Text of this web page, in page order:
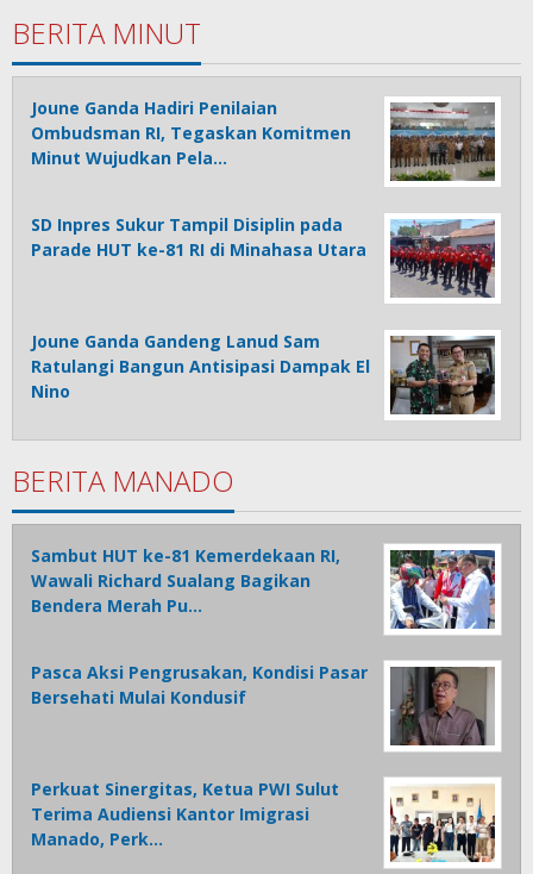
BERITA MINUT
Joune Ganda Hadiri Penilaian
Ombudsman RI, Tegaskan Komitmen
Minut Wujudkan Pela…
SD Inpres Sukur Tampil Disiplin pada
Parade HUT ke-81 RI di Minahasa Utara
Joune Ganda Gandeng Lanud Sam
Ratulangi Bangun Antisipasi Dampak El
Nino
BERITA MANADO
Sambut HUT ke-81 Kemerdekaan RI,
Wawali Richard Sualang Bagikan
Bendera Merah Pu…
Pasca Aksi Pengrusakan, Kondisi Pasar
Bersehati Mulai Kondusif
Perkuat Sinergitas, Ketua PWI Sulut
Terima Audiensi Kantor Imigrasi
Manado, Perk…